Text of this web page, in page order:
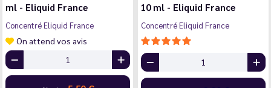
ml - Eliquid France
Concentré Eliquid France
On attend vos avis
10 ml - Eliquid France
Concentré Eliquid France